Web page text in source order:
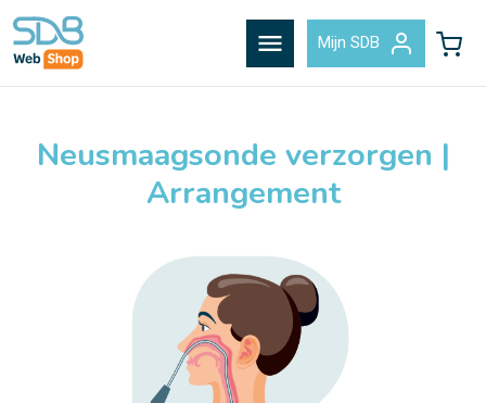
menu Mijn SDB
Neusmaagsonde verzorgen |
Arrangement